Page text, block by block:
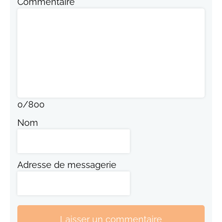
0/800
Nom
Adresse de messagerie
Laisser un commentaire